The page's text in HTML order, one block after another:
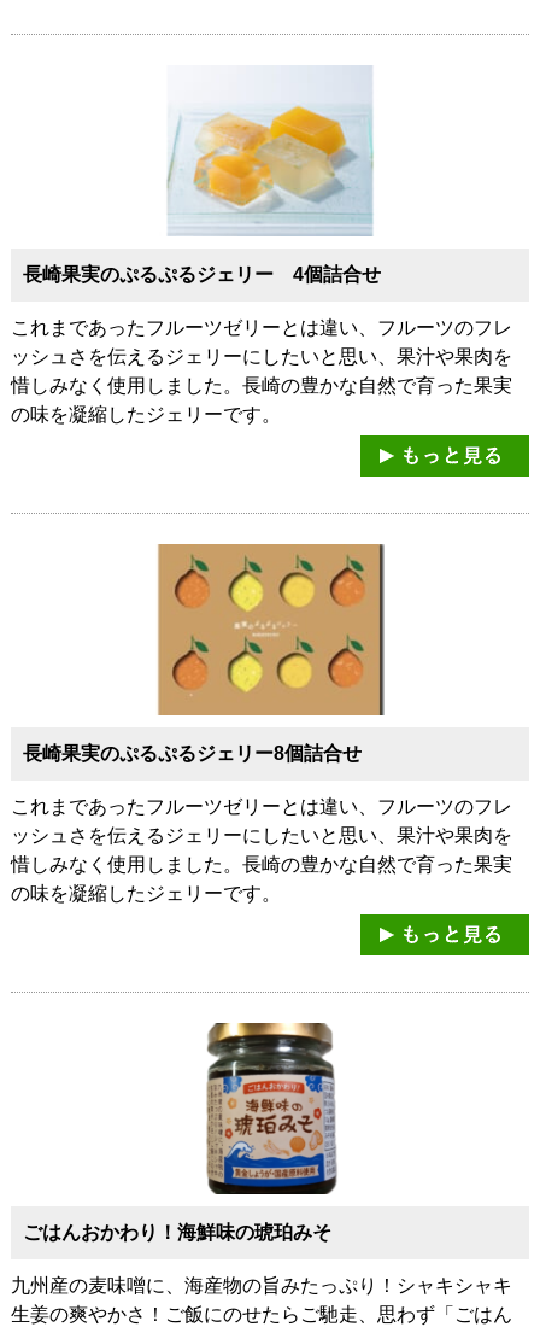
長崎果実のぷるぷるジェリー 4個詰合せ
これまであったフルーツゼリーとは違い、フルーツのフレ
ッシュさを伝えるジェリーにしたいと思い、果汁や果肉を
惜しみなく使用しました。長崎の豊かな自然で育った果実
の味を凝縮したジェリーです。
長崎果実のぷるぷるジェリー8個詰合せ
これまであったフルーツゼリーとは違い、フルーツのフレ
ッシュさを伝えるジェリーにしたいと思い、果汁や果肉を
惜しみなく使用しました。長崎の豊かな自然で育った果実
の味を凝縮したジェリーです。
ごはんおかわり！海鮮味の琥珀みそ
九州産の麦味噌に、海産物の旨みたっぷり！シャキシャキ
生姜の爽やかさ！ご飯にのせたらご馳走、思わず「ごはん